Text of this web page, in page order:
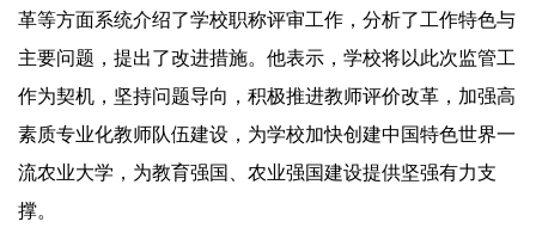
革等方面系统介绍了学校职称评审工作，分析了工作特色与
主要问题，提出了改进措施。他表示，学校将以此次监管工
作为契机，坚持问题导向，积极推进教师评价改革，加强高
素质专业化教师队伍建设，为学校加快创建中国特色世界一
流农业大学，为教育强国、农业强国建设提供坚强有力支
撑。